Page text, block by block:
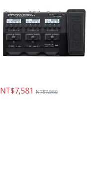
NT$7,581 NT$7,980